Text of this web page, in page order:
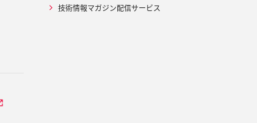
技術情報マガジン配信サービス